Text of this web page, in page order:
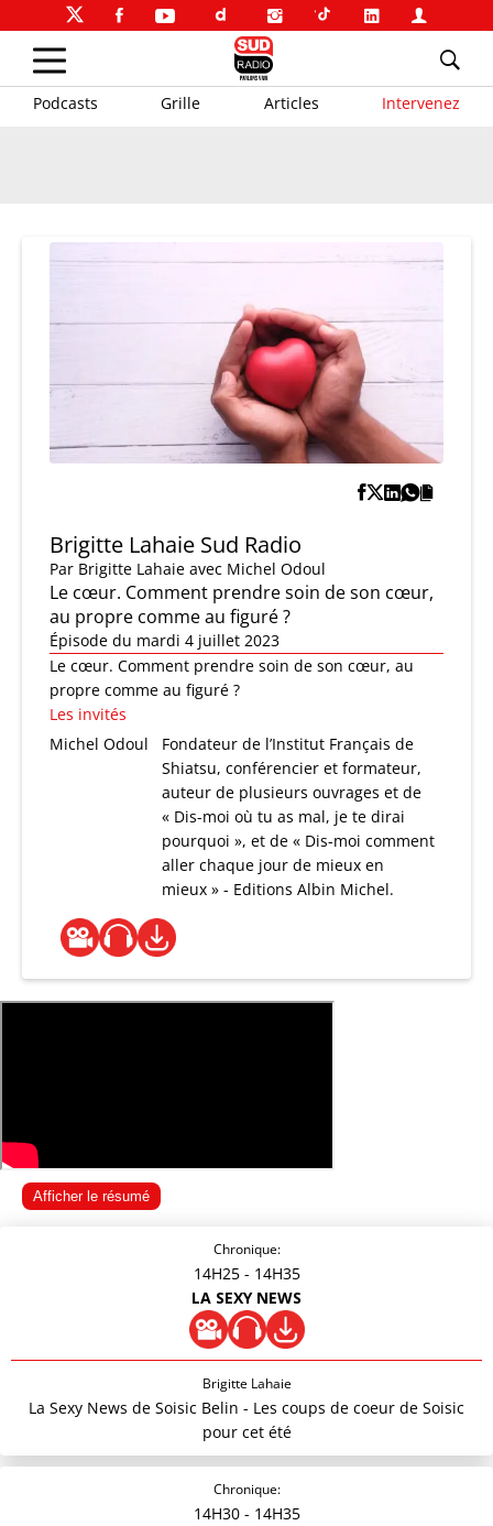
Podcasts Grille Articles Intervenez
Brigitte Lahaie Sud Radio
Par Brigitte Lahaie avec Michel Odoul
Le cœur. Comment prendre soin de son cœur,
au propre comme au figuré ?
Épisode du mardi 4 juillet 2023
Le cœur. Comment prendre soin de son cœur, au
propre comme au figuré ?
Les invités
Michel Odoul
Fondateur de l’Institut Français de
Shiatsu, conférencier et formateur,
auteur de plusieurs ouvrages et de
« Dis-moi où tu as mal, je te dirai
pourquoi », et de « Dis-moi comment
aller chaque jour de mieux en
mieux » - Editions Albin Michel.
Afficher le résumé
Chronique:
14H25 - 14H35
LA SEXY NEWS
Brigitte Lahaie
La Sexy News de Soisic Belin - Les coups de coeur de Soisic
pour cet été
Chronique:
14H30 - 14H35